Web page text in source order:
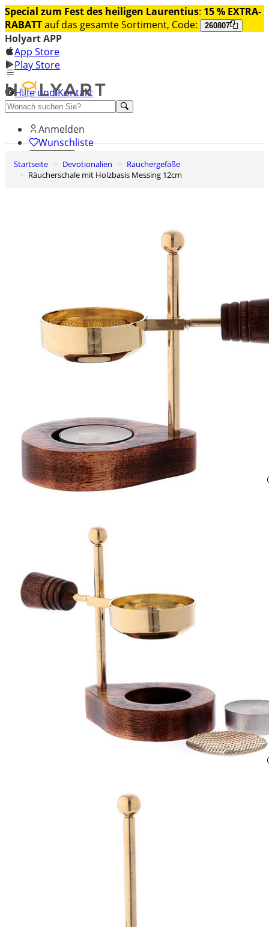
Special zum Fest des heiligen Laurentius: 15 % EXTRA-
RABATTauf das gesamte Sortiment, Code: 260807
Holyart APP
App Store
Play Store
Hilfe und Kontakt
Entdecken Sie Premium
Anmelden
Wunschliste
0
Warenkorb
Startseite Devotionalien
Räuchergefäße
Räucherschale mit Holzbasis Messing 12cm